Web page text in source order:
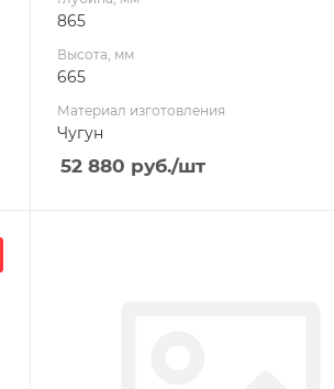
865
Высота, мм
665
Материал изготовления
Чугун
52 880 руб./шт